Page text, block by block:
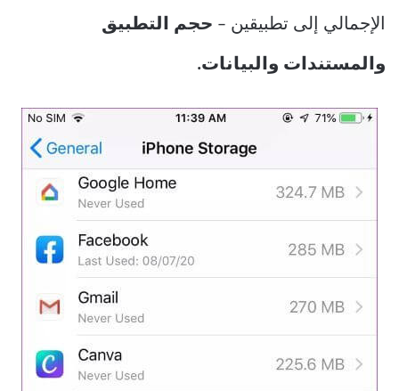
الإجمالي إلى تطبيقين – حجم التطبيق
والمستندات والبيانات.